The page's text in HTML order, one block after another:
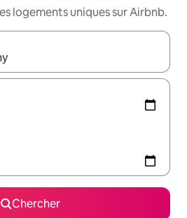
logements uniques sur Airbnb.
affichés, parcourez-les en utilisant
Chercher